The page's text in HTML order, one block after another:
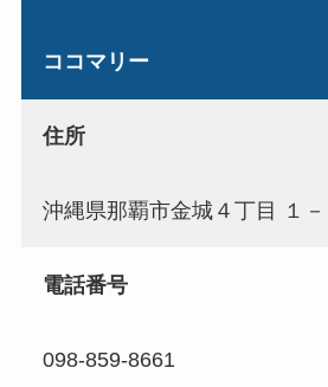
ココマリー
住所
沖縄県那覇市金城４丁目 １－
電話番号
098-859-8661